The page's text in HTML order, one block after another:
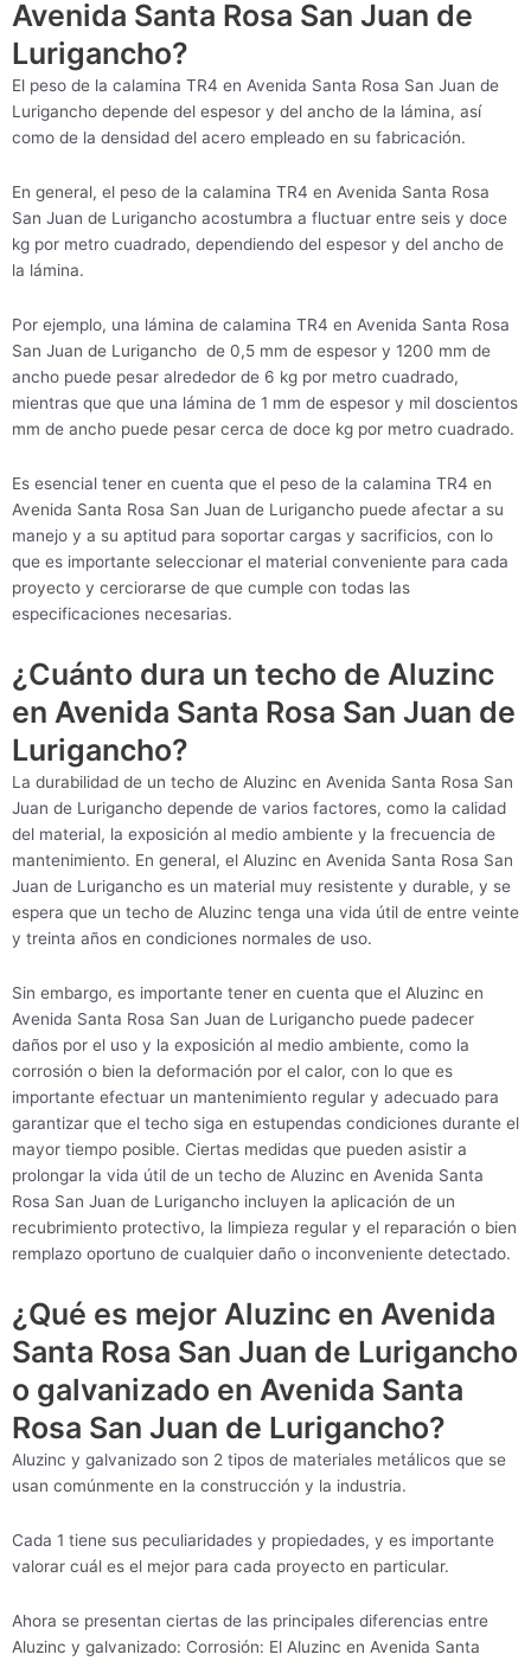
Avenida Santa Rosa San Juan de
Lurigancho?
El peso de la calamina TR4 en Avenida Santa Rosa San Juan de
Lurigancho depende del espesor y del ancho de la lámina, así
como de la densidad del acero empleado en su fabricación.
En general, el peso de la calamina TR4 en Avenida Santa Rosa
San Juan de Lurigancho acostumbra a fluctuar entre seis y doce
kg por metro cuadrado, dependiendo del espesor y del ancho de
la lámina.
Por ejemplo, una lámina de calamina TR4 en Avenida Santa Rosa
San Juan de Lurigancho de 0,5 mm de espesor y 1200 mm de
ancho puede pesar alrededor de 6 kg por metro cuadrado,
mientras que que una lámina de 1 mm de espesor y mil doscientos
mm de ancho puede pesar cerca de doce kg por metro cuadrado.
Es esencial tener en cuenta que el peso de la calamina TR4 en
Avenida Santa Rosa San Juan de Lurigancho puede afectar a su
manejo y a su aptitud para soportar cargas y sacrificios, con lo
que es importante seleccionar el material conveniente para cada
proyecto y cerciorarse de que cumple con todas las
especificaciones necesarias.
¿Cuánto dura un techo de Aluzinc
en Avenida Santa Rosa San Juan de
Lurigancho?
La durabilidad de un techo de Aluzinc en Avenida Santa Rosa San
Juan de Lurigancho depende de varios factores, como la calidad
del material, la exposición al medio ambiente y la frecuencia de
mantenimiento. En general, el Aluzinc en Avenida Santa Rosa San
Juan de Lurigancho es un material muy resistente y durable, y se
espera que un techo de Aluzinc tenga una vida útil de entre veinte
y treinta años en condiciones normales de uso.
Sin embargo, es importante tener en cuenta que el Aluzinc en
Avenida Santa Rosa San Juan de Lurigancho puede padecer
daños por el uso y la exposición al medio ambiente, como la
corrosión o bien la deformación por el calor, con lo que es
importante efectuar un mantenimiento regular y adecuado para
garantizar que el techo siga en estupendas condiciones durante el
mayor tiempo posible. Ciertas medidas que pueden asistir a
prolongar la vida útil de un techo de Aluzinc en Avenida Santa
Rosa San Juan de Lurigancho incluyen la aplicación de un
recubrimiento protectivo, la limpieza regular y el reparación o bien
remplazo oportuno de cualquier daño o inconveniente detectado.
¿Qué es mejor Aluzinc en Avenida
Santa Rosa San Juan de Lurigancho
o galvanizado en Avenida Santa
Rosa San Juan de Lurigancho?
Aluzinc y galvanizado son 2 tipos de materiales metálicos que se
usan comúnmente en la construcción y la industria.
Cada 1 tiene sus peculiaridades y propiedades, y es importante
valorar cuál es el mejor para cada proyecto en particular.
Ahora se presentan ciertas de las principales diferencias entre
Aluzinc y galvanizado: Corrosión: El Aluzinc en Avenida Santa